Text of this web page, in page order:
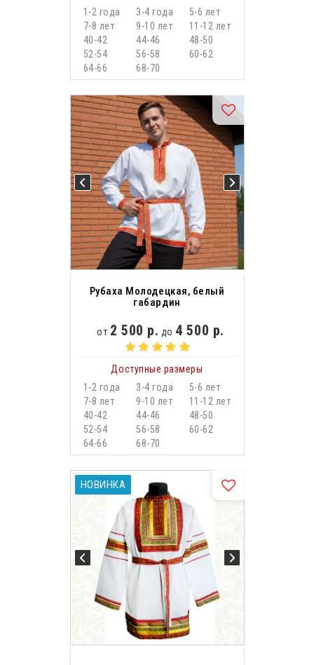
1-2 года 3-4 года
5-6 лет
7-8 лет
9-10 лет
11-12 лет
40-42
44-46
48-50
52-54
56-58
60-62
64-66
68-70
Рубаха Молодецкая, белый
габардин
от 2 500 р. до 4 500 р.
Доступные размеры
1-2 года
3-4 года
5-6 лет
7-8 лет
9-10 лет
11-12 лет
40-42
44-46
48-50
52-54
56-58
60-62
64-66
68-70
НОВИНКА